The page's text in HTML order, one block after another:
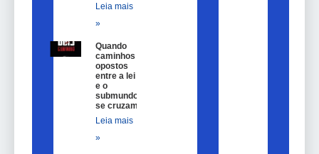
Leia mais
»
Quando
caminhos
opostos
entre a lei
e o
submundo
se cruzam
Leia mais
»